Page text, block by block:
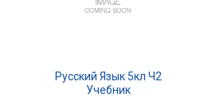
Русский Язык 5кл Ч2
Учебник